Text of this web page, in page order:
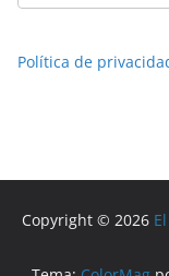
Política de
Copyright © 2026